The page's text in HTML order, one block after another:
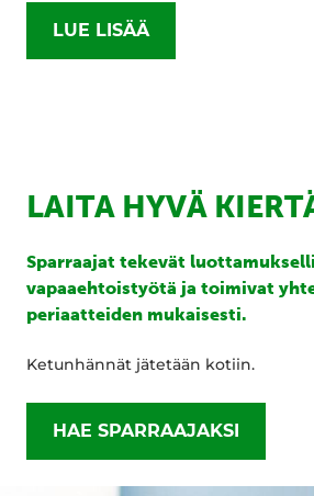
LUE LISÄÄ
LAITA HYVÄ
Sparraajat tekevät
vapaaehtoistyötä ja toimivat
periaatteiden mukaisesti.
Ketunhännät jätetään kotiin.
HAE SPARRAAJAKSI